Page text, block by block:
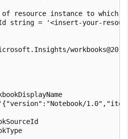
of resource instance to which
string = '<insert-your-